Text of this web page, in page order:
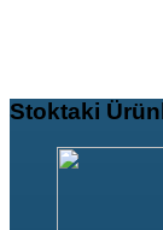
Stoktaki